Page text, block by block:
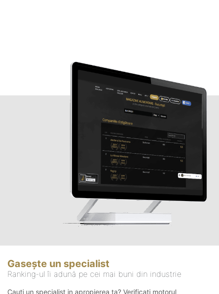
Gasește un specialist
Ranking-ul îi adună pe cei mai buni din industrie
Cauți un specialist in apropierea ta? Verificați motorul